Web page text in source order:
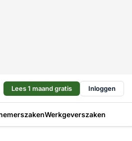
Lees 1 maand gratis Inloggen
Werkgeverszaken